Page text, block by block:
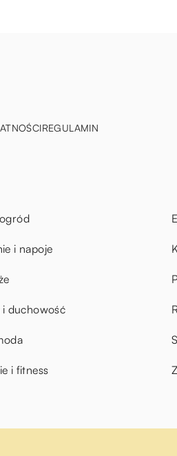
REGULAMIN
i napoje
i duchowość
i fitness